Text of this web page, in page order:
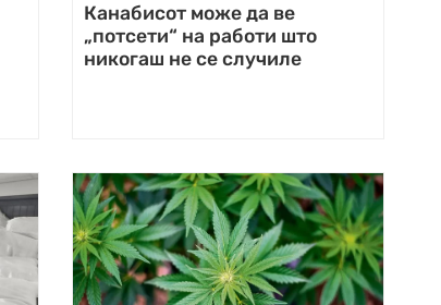
Канабисот може да ве
„потсети“ на работи што
никогаш не се случиле